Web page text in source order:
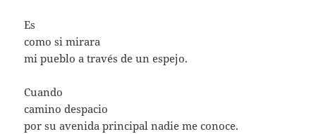
Es
como si mirara
mi pueblo a través de un espejo.
Cuando
camino despacio
por su avenida principal nadie me conoce.